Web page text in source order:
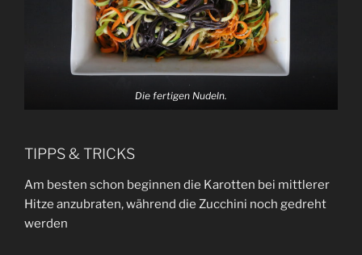
Die fertigen Nudeln.
TIPPS & TRICKS
Am besten schon beginnen die Karotten bei mittlerer
Hitze anzubraten, während die Zucchini noch gedreht
werden